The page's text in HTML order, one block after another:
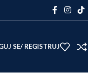
SE/ REGISTRUJ